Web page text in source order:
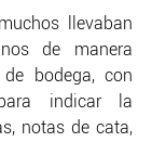
llevaban
de manera
bodega, con
indicar la
notas de cata,